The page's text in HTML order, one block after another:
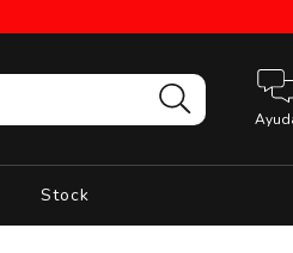
Stock